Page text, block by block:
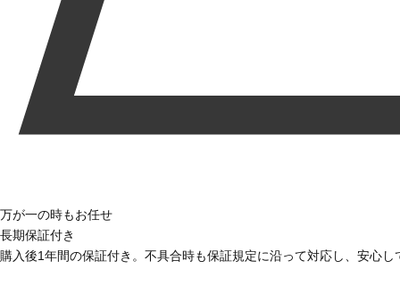
万が一の時もお任せ
長期保証付き
購入後1年間の保証付き。不具合時も保証規定に沿って対応し、安心